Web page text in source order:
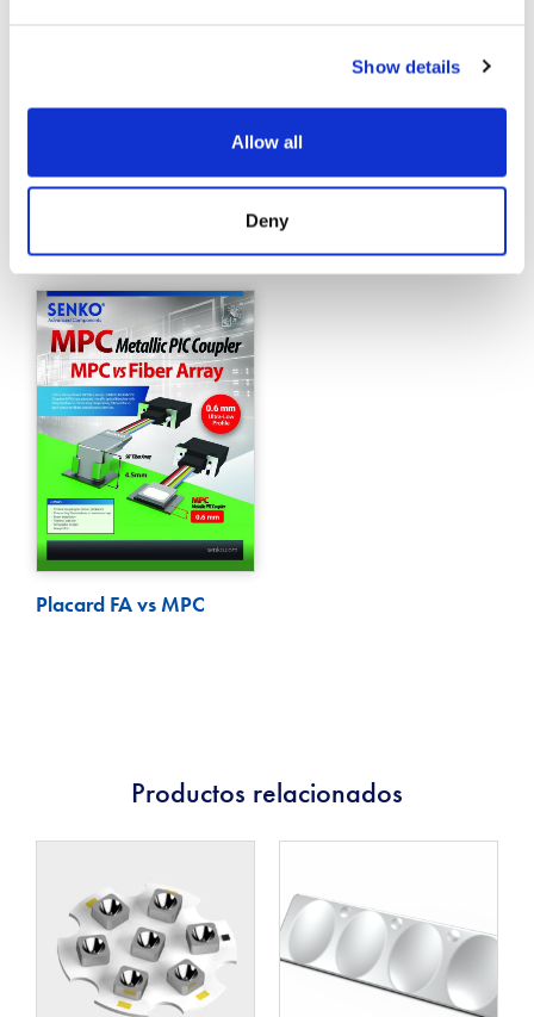
Show details
Allow all
DenyMPC-2022-1
Placard FA vs MPC
Productos relacionados